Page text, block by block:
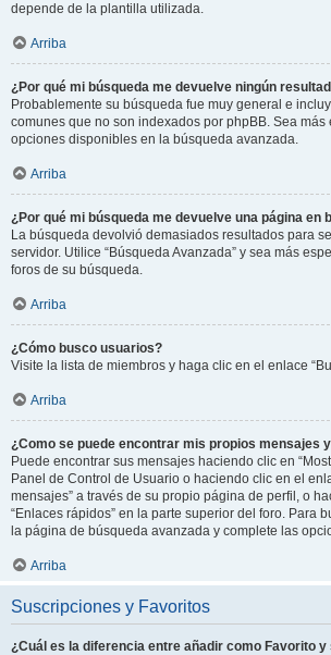
depende de la plantilla utilizada.
Arriba
¿Por qué mi búsqueda me devuelve ningún
Probablemente su búsqueda fue muy general e
comunes que no son indexados por phpBB. Sea más
opciones disponibles en la búsqueda avanzada.
Arriba
¿Por qué mi búsqueda me devuelve una página en
La búsqueda devolvió demasiados resultados para
servidor. Utilice “Búsqueda Avanzada” y sea más
foros de su búsqueda.
Arriba
¿Cómo busco usuarios?
Visite la lista de miembros y haga clic en el enlace
Arriba
¿Como se puede encontrar mis propios mensajes
Puede encontrar sus mensajes haciendo clic en
Panel de Control de Usuario o haciendo clic en el
mensajes” a través de su propio página de perfil, o
“Enlaces rápidos” en la parte superior del foro. Para
la página de búsqueda avanzada y complete las
Arriba
Suscripciones y Favoritos
¿Cuál es la diferencia entre añadir como Favorito